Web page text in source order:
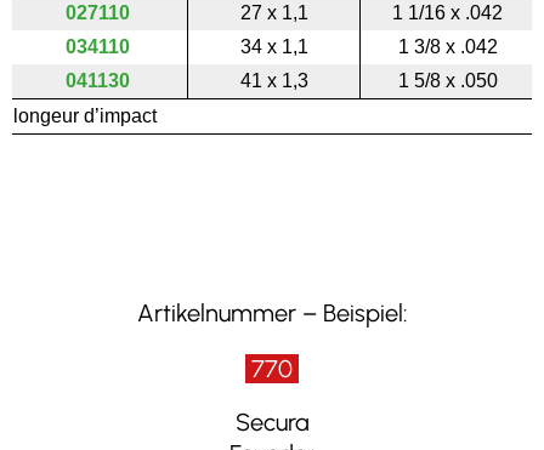
027110
27 x 1,1
1 1/16 x .042
034110
34 x 1,1
1 3/8 x .042
041130
41 x 1,3
1 5/8 x .050
longeur d’impact
Artikelnummer – Beispiel:
770
Secura